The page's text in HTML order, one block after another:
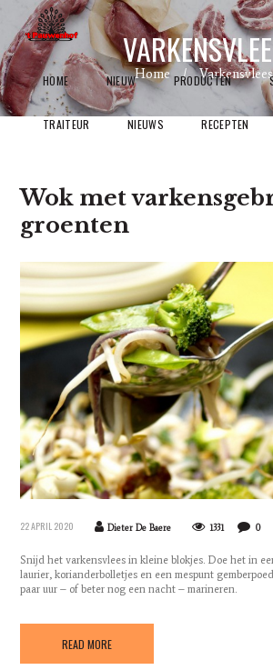
HOME NIEUW PRODUCTEN
TRAITEUR NIEUWS RECEPTEN
Home Varkensvlees
Wok met
groenten
22 APRIL 2020 Dieter De Baere 1331 0
Snijd het varkensvlees in kleine blokjes. Doe het in
laurier, korianderbolletjes en een mespunt
paar uur – of beter nog een nacht – marineren.
READ MORE